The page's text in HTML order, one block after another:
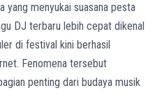
yang menyukai suasana pesta
DJ terbaru lebih cepat dikenal
di festival kini berhasil
Fenomena tersebut
penting dari budaya musik